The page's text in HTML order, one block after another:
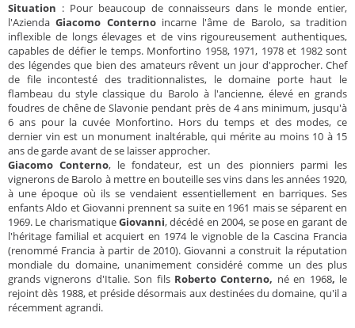
Situation : Pour beaucoup de connaisseurs dans le monde entier,
l'Azienda Giacomo Conternoincarne l'âme de Barolo, sa tradition
inflexible de longs élevages et de vins rigoureusement authentiques,
capables de défier le temps. Monfortino 1958, 1971, 1978 et 1982 sont
des légendes que bien des amateurs rêvent un jour d'approcher. Chef
de file incontesté des traditionnalistes, le domaine porte haut le
flambeau du style classique du Barolo à l'ancienne, élevé en grands
foudres de chêne de Slavonie pendant près de 4 ans minimum, jusqu'à
6 ans pour la cuvée Monfortino. Hors du temps et des modes, ce
dernier vin est un monument inaltérable, qui mérite au moins 10 à 15
ans de garde avant de se laisser approcher.
Giacomo Conterno, le fondateur, est un des pionniers parmi les
vignerons de Barolo à mettre en bouteille ses vins dans les années 1920,
à une époque où ils se vendaient essentiellement en barriques. Ses
enfants Aldo et Giovanni prennent sa suite en 1961 mais se séparent en
1969. Le charismatiqueGiovanni, décédé en 2004, se pose en garant de
l'héritage familial et acquiert en 1974 le vignoble de la Cascina Francia
(renommé Francia à partir de 2010). Giovanni a construit la réputation
mondiale du domaine, unanimement considéré comme un des plus
grands vignerons d'Italie. Son fils Roberto Conterno, né en 1968, le
rejoint dès 1988, et préside désormais aux destinées du domaine, qu'il a
récemment agrandi.